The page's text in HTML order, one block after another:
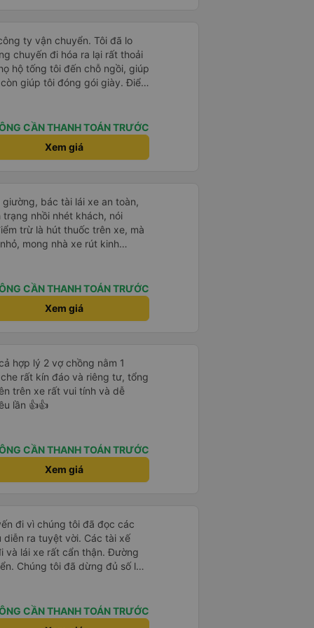
không được tốt nên có
2 ghế trên cùng ở phía sau
cảm thấy xe buýt rung rất
những ghế này thoải mái
sử dụng chúng vì chúng trống.
tốt :)
ty vận chuyển. Tôi đã lo
chuyến đi hóa ra lại rất thoải
hộ tống tôi đến chỗ ngồi, giúp
giúp tôi đóng gói giày. Điểm
hơn một tiếng so với giờ
vé. Nhìn chung, tôi rất hài
vì đã chọn công ty này.
CẦN THANH TOÁN TRƯỚC
Xem giá
bác tài lái xe an toàn,
nhồi nhét khách, nói
trừ là hút thuốc trên xe, mà
mong nhà xe rút kinh
CẦN THANH TOÁN TRƯỚC
Xem giá
hợp lý 2 vợ chồng nằm 1
rất kín đáo và riêng tư, tổng
trên xe rất vui tính và dễ
lần 👍👍
CẦN THANH TOÁN TRƯỚC
Xem giá
đi vì chúng tôi đã đọc các
ra tuyệt vời. Các tài xế
và lái xe rất cẩn thận. Đường
Chúng tôi đã dừng đủ số lần
tối. Nhìn chung, ghế ngồi có
tôi rất thích chuyến đi.
CẦN THANH TOÁN TRƯỚC